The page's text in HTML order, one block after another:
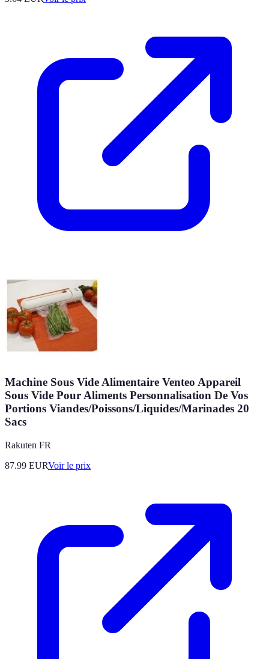
Machine Sous Vide Alimentaire Venteo Appareil
Sous Vide Pour Aliments Personnalisation De Vos
Portions Viandes/Poissons/Liquides/Marinades 20
Sacs
Rakuten FR
87.99 EURVoir le prix